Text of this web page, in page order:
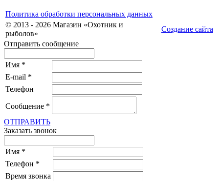
Политика обработки персональных данных
© 2013 - 2026 Магазин «Охотник и
рыболов»
Создание сайта
Отправить сообщение
Имя *
E-mail *
Телефон
Сообщение *
ОТПРАВИТЬ
Заказать звонок
Имя *
Телефон *
Время звонка